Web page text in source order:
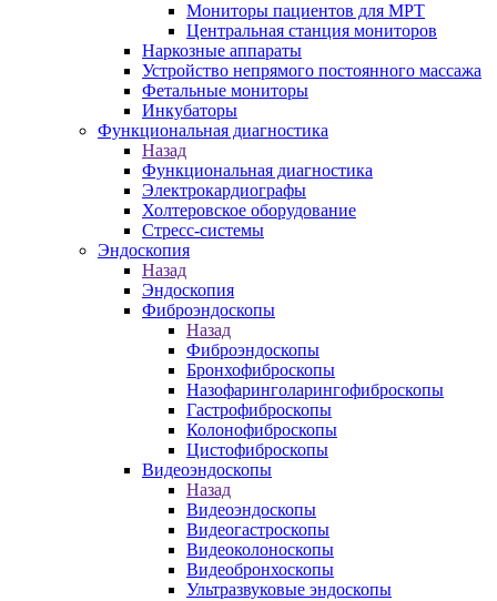
Мониторы пациентов для МРТ
Центральная станция мониторов
Наркозные аппараты
Устройство непрямого постоянного массажа
Фетальные мониторы
Инкубаторы
Функциональная диагностика
Назад
Функциональная диагностика
Электрокардиографы
Холтеровское оборудование
Стресс-системы
Эндоскопия
Назад
Эндоскопия
Фиброэндоскопы
Назад
Фиброэндоскопы
Бронхофиброскопы
Назофаринголарингофиброскопы
Гастрофиброскопы
Колонофиброскопы
Цистофиброскопы
Видеоэндоскопы
Назад
Видеоэндоскопы
Видеогастроскопы
Видеоколоноскопы
Видеобронхоскопы
Ультразвуковые эндоскопы